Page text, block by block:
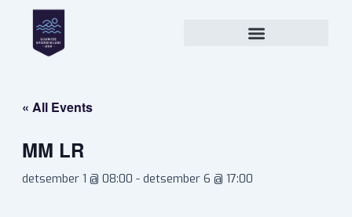
content
« All Events
MM LR
detsember 1 @ 08:00 - detsember 6 @ 17:00